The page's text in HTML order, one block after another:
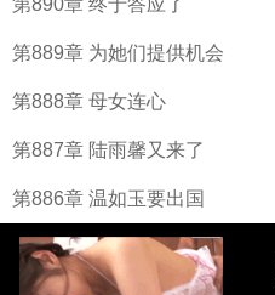
第890章 终于答应了
第889章 为她们提供机会
第888章 母女连心
第887章 陆雨馨又来了
第886章 温如玉要出国